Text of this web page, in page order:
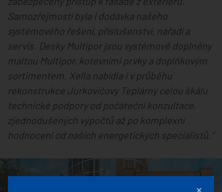
Samozřejmostí byla i dodávka našeho
systémového řešení, příslušenství, nářadí a
servis. Desky Multipor jsou systémově doplněny
maltou Multipor, kotevními prvky a doplňkovým
sortimentem. Xella nabídla i v průběhu
rekonstrukce Jurkovičovy Teplárny celou škálu
technické podpory od počáteční konzultace,
zjednodušených výpočtů až po komplexní
hodnocení od našich energetických specialistů.“